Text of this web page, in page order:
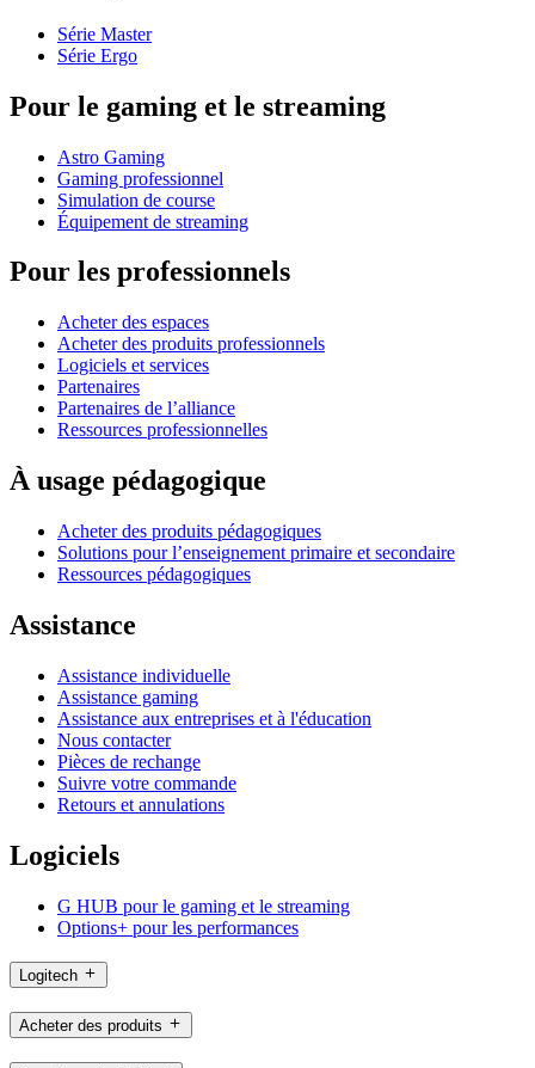
Série Master
Série Ergo
Pour le gaming et le streaming
Astro Gaming
Gaming professionnel
Simulation de course
Équipement de streaming
Pour les professionnels
Acheter des espaces
Acheter des produits professionnels
Logiciels et services
Partenaires
Partenaires de l’alliance
Ressources professionnelles
À usage pédagogique
Acheter des produits pédagogiques
Solutions pour l’enseignement primaire et secondaire
Ressources pédagogiques
Assistance
Assistance individuelle
Assistance gaming
Assistance aux entreprises et à l'éducation
Nous contacter
Pièces de rechange
Suivre votre commande
Retours et annulations
Logiciels
G HUB pour le gaming et le streaming
Options+ pour les performances
Logitech
Acheter des produits